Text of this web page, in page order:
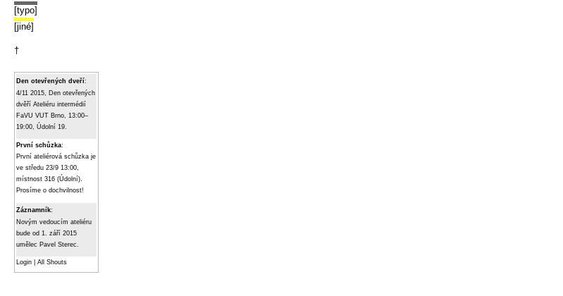
[typo]
[jiné]
†
Den otevřených dveří:
4/11 2015, Den otevřených
dvěří Ateliéru intermédií
FaVU VUT Brno, 13:00–
19:00, Údolní 19.
První schůzka:
První ateliérová schůzka je
ve středu 23/9 13:00,
místnost 316 (Údolní).
Prosíme o dochvilnost!
Záznamník:
Novým vedoucím ateliéru
bude od 1. září 2015
umělec Pavel Sterec.
Login All Shouts